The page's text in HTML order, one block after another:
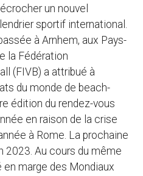
un nouvel
sportif international.
à Arnhem, aux Pays-
la Fédération
(FIVB) a attribué à
du monde de beach-
édition du rendez-vous
en raison de la crise
à Rome. La prochaine
2023. Au cours du même
en marge des Mondiaux